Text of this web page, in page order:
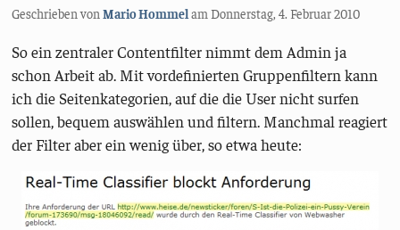
Geschrieben vonMario HommelamDonnerstag, 4. Februar 2010
So ein zentraler Contentfilter nimmt dem Admin ja
schon Arbeit ab. Mit vordefinierten Gruppenfiltern kann
ich die Seitenkategorien, auf die die User nicht surfen
sollen, bequem auswählen und filtern. Manchmal reagiert
der Filter aber ein wenig über, so etwa heute: